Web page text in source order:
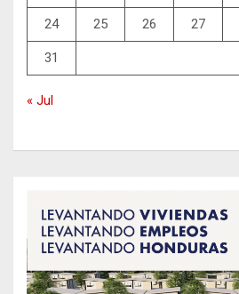
24 25 26 27
31
« Jul